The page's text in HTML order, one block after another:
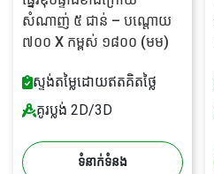
សំណាញ់ ៥ ជាន់ – បណ្តោយ
៧០០ X កម្ពស់ ១៨០០ (មម)
ស្ទង់តម្លៃដោយឥតគិតថ្លៃ
គូរប្លង់ 2D/3D
ទំនាក់ទំនង